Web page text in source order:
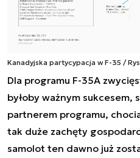
Kanadyjska partycypacja w F-35 /
Dla programu F-35A
byłoby ważnym sukcesem,
partnerem programu,
tak duże zachęty
samolot ten dawno już